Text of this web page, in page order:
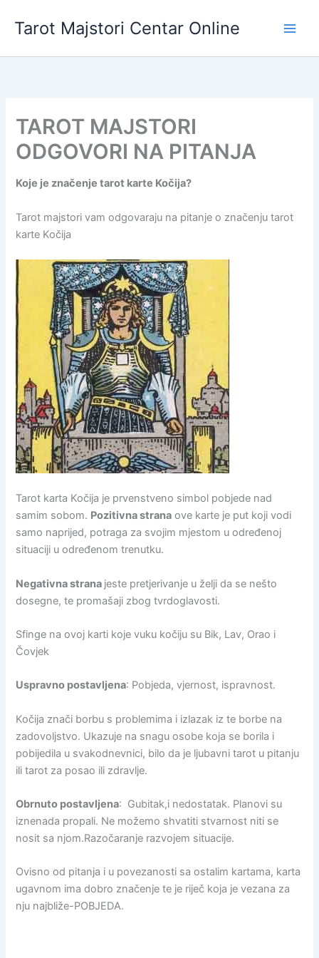
Tarot Majstori Centar Online
TAROT MAJSTORI
ODGOVORI NA PITANJA
Koje je značenje tarot karte Kočija?
Tarot majstori vam odgovaraju na pitanje o značenju tarot
karte Kočija
Tarot karta Kočija je prvenstveno simbol pobjede nad
samim sobom. Pozitivna strana ove karte je put koji vodi
samo naprijed, potraga za svojim mjestom u određenoj
situaciji u određenom trenutku.
Negativna strana jeste pretjerivanje u želji da se nešto
dosegne, te promašaji zbog tvrdoglavosti.
Sfinge na ovoj karti koje vuku kočiju su Bik, Lav, Orao i
Čovjek
Uspravno postavljena: Pobjeda, vjernost, ispravnost.
Kočija znači borbu s problemima i izlazak iz te borbe na
zadovoljstvo. Ukazuje na snagu osobe koja se borila i
pobijedila u svakodnevnici, bilo da je ljubavni tarot u pitanju
ili tarot za posao ili zdravlje.
Obrnuto postavljena: Gubitak,i nedostatak. Planovi su
iznenada propali. Ne možemo shvatiti stvarnost niti se
nosit sa njom.Razočaranje razvojem situacije.
Ovisno od pitanja i u povezanosti sa ostalim kartama, karta
ugavnom ima dobro značenje te je riječ koja je vezana za
nju najbliže-POBJEDA.